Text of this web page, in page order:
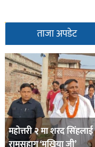
ताजा अपडेट
महोत्तरी २ मा शरद